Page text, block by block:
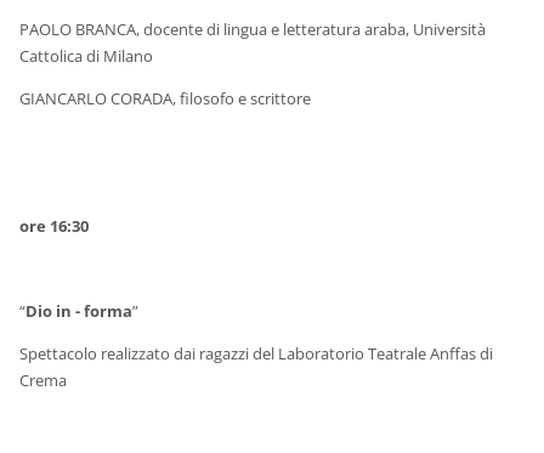
PAOLO BRANCA, docente di lingua e letteratura araba, Università
Cattolica di Milano
GIANCARLO CORADA, filosofo e scrittore
ore 16:30
“Dio in - forma”
Spettacolo realizzato dai ragazzi del Laboratorio Teatrale Anffas di
Crema